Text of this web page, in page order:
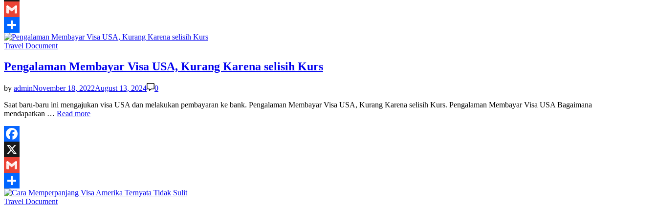
X
Gmail
Share
Posted
Travel Document
Pengalaman Membayar Visa USA, Kurang Karena selisih Kurs
by adminNovember 18, 2022August 13, 2024
0
Saat baru-baru ini mengajukan visa USA dan melakukan pembayaran ke bank. Pengalaman Membayar Visa USA, Kurang Karena selisih Kurs. Pengalaman Membayar Visa USA Bagaimana
mendapatkan … Pengalaman
Read more
Facebook
X
Gmail
Share
Posted
Travel Document